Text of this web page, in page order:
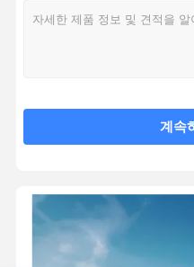
소형 알루미늄 금속 조립식 전
방음 홈 오피스 & 호텔 방송실
가정 및 호텔용
이동성 소음 차단 방송실 홈 오
회의실 소리 차단실 모바일 무
계속